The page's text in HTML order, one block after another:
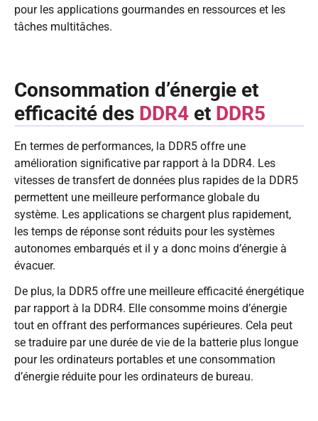
pour les applications gourmandes en ressources et les
tâches multitâches.
Consommation d’énergie et
efficacité des DDR4 et DDR5
En termes de performances, la DDR5 offre une
amélioration significative par rapport à la DDR4. Les
vitesses de transfert de données plus rapides de la DDR5
permettent une meilleure performance globale du
système. Les applications se chargent plus rapidement,
les temps de réponse sont réduits pour les systèmes
autonomes embarqués et il y a donc moins d’énergie à
évacuer.
De plus, la DDR5 offre une meilleure efficacité énergétique
par rapport à la DDR4. Elle consomme moins d’énergie
tout en offrant des performances supérieures. Cela peut
se traduire par une durée de vie de la batterie plus longue
pour les ordinateurs portables et une consommation
d’énergie réduite pour les ordinateurs de bureau.